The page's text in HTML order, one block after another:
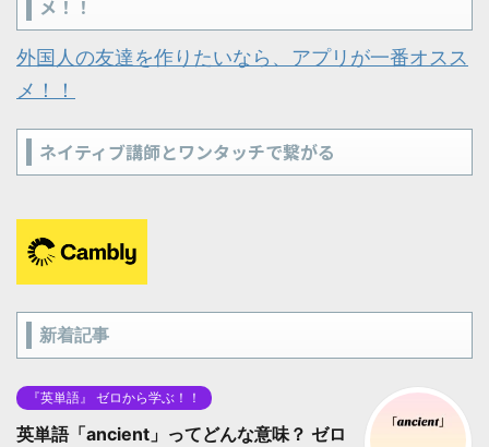
メ！！
外国人の友達を作りたいなら、アプリが一番オスス
メ！！
ネイティブ講師とワンタッチで繋がる
新着記事
『英単語』 ゼロから学ぶ！！
英単語「ancient」ってどんな意味？ ゼロ